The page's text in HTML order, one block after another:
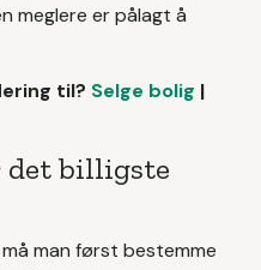
meglere er pålagt å
til? Selge bolig |
det billigste
man først bestemme